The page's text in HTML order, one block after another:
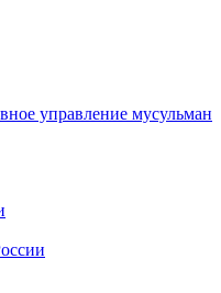
управление мусульман